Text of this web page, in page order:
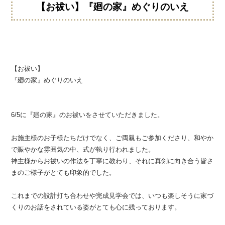
【お祓い】『廻の家』めぐりのいえ
【お祓い】
『廻の家』めぐりのいえ
6/5に『廻の家』のお祓いをさせていただきました。
お施主様のお子様たちだけでなく、ご両親もご参加くださり、和やか
で賑やかな雰囲気の中、式が執り行われました。
神主様からお祓いの作法を丁寧に教わり、それに真剣に向き合う皆さ
まのご様子がとても印象的でした。
これまでの設計打ち合わせや完成見学会では、いつも楽しそうに家づ
くりのお話をされている姿がとても心に残っております。